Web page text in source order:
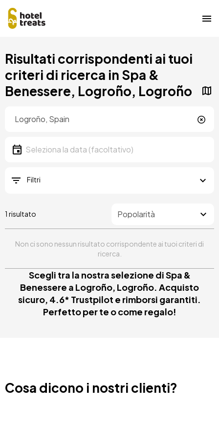
contenuto
principale
Risultati corrispondenti ai tuoi
criteri di ricerca in Spa &
Benessere, Logroño, Logroño
Data
Seleziona la data
Filtri
1 risultato
Non ci sono nessun risultato corrispondente ai tuoi criteri di
ricerca.
Scegli tra la nostra selezione di Spa &
Benessere a Logroño, Logroño. Acquisto
sicuro, 4.6* Trustpilot e rimborsi garantiti.
Perfetto per te o come regalo!
Cosa dicono i nostri clienti?